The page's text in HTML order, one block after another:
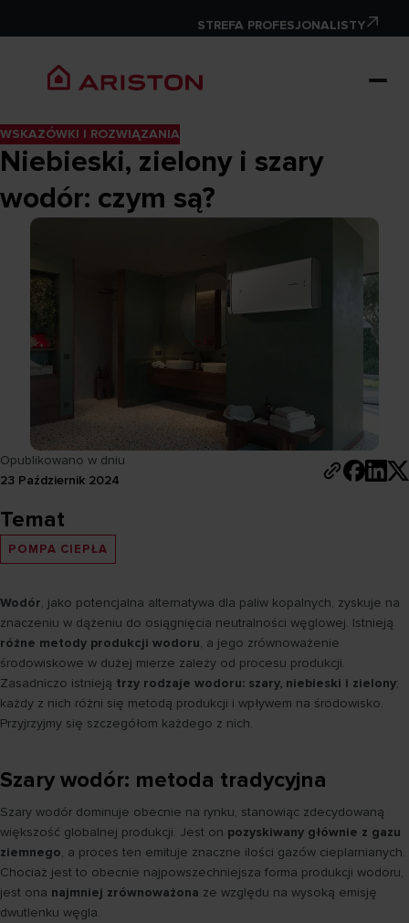
STREFA PROFESJONALISTY
WSKAZÓWKI I ROZWIĄZANIA
Niebieski, zielony i szary
wodór: czym są?
Opublikowano w dniu
23 Październik 2024
Temat
POMPA CIEPŁA
Wodór, jako potencjalna alternatywa dla paliw kopalnych, zyskuje na
znaczeniu w dążeniu do osiągnięcia neutralności węglowej. Istnieją
różne metody produkcji wodoru, a jego zrównoważenie
środowiskowe w dużej mierze zależy od procesu produkcji.
Zasadniczo istnieją trzy rodzaje wodoru: szary, niebieski i zielony;
każdy z nich różni się metodą produkcji i wpływem na środowisko.
Przyjrzyjmy się szczegółom każdego z nich.
Szary wodór: metoda tradycyjna
Szary wodór dominuje obecnie na rynku, stanowiąc zdecydowaną
większość globalnej produkcji. Jest on pozyskiwany głównie z gazu
ziemnego, a proces ten emituje znaczne ilości gazów cieplarnianych.
Chociaż jest to obecnie najpowszechniejsza forma produkcji wodoru,
jest ona najmniej zrównoważona ze względu na wysoką emisję
dwutlenku węgla.